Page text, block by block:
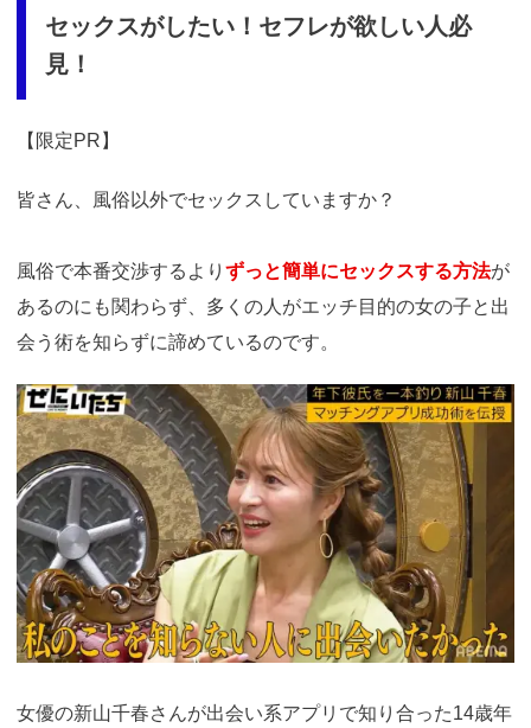
セックスがしたい！セフレが欲しい人必
見！
【限定PR】
皆さん、風俗以外でセックスしていますか？
風俗で本番交渉するより ずっと簡単にセックスする方法が
あるのにも関わらず、多くの人がエッチ目的の女の子と出
会う術を知らずに諦めているのです。
https://ac.m-
ads.jp/t6d63J515a0bact6/cl/?
bId=i36a5q96&msid=13921
女優の新山千春さんが出会い系アプリで知り合った14歳年